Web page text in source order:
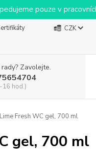
pouze v
CZK
Zavolejte.
16 hod.)
Fresh WC gel, 700 ml
gel, 700 ml